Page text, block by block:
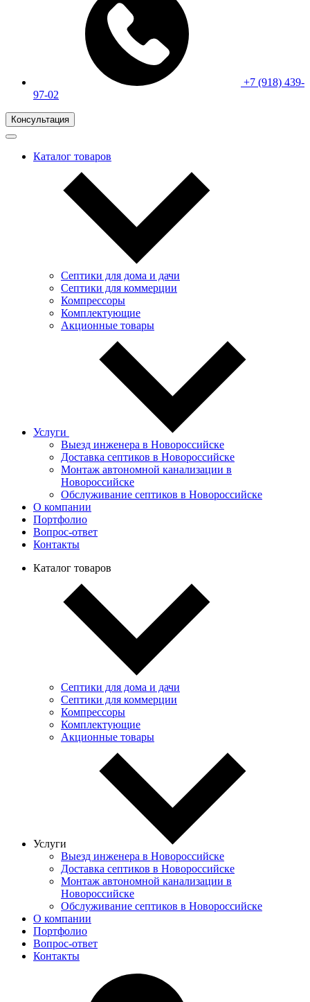
+7 (918) 439-
97-02
Консультация
Каталог товаров
Септики для дома и дачи
Септики для коммерции
Компрессоры
Комплектующие
Акционные товары
Услуги
Выезд инженера в Новороссийске
Доставка септиков в Новороссийске
Монтаж автономной канализации в
Новороссийске
Обслуживание септиков в Новороссийске
О компании
Портфолио
Вопрос-ответ
Контакты
Каталог товаров
Септики для дома и дачи
Септики для коммерции
Компрессоры
Комплектующие
Акционные товары
Услуги
Выезд инженера в Новороссийске
Доставка септиков в Новороссийске
Монтаж автономной канализации в
Новороссийске
Обслуживание септиков в Новороссийске
О компании
Портфолио
Вопрос-ответ
Контакты